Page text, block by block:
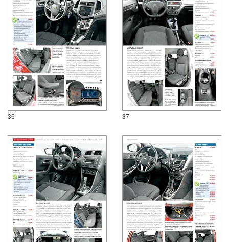
36 37